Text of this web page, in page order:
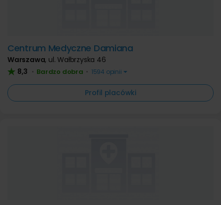
Centrum Medyczne Damiana
Warszawa, ul. Wałbrzyska 46
8,3 • Bardzo dobra • 1594 opinii
Profil placówki